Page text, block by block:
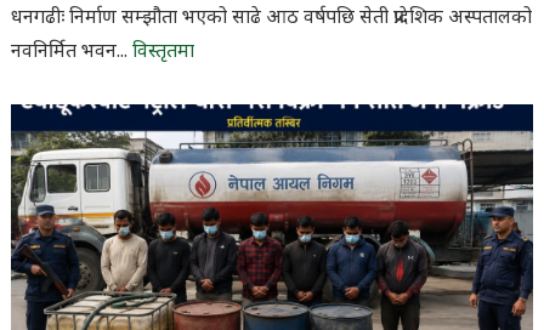
धनगढीः निर्माण सम्झौता भएको साढे आठ वर्षपछि सेती प्रादेशिक अस्पतालको
नवनिर्मित भवन... विस्तृतमा